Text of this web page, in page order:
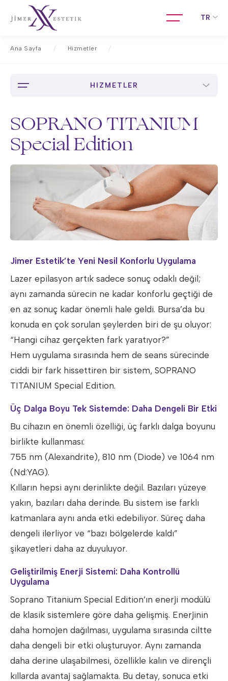
TR
Ana Sayfa Hizmetler
HIZMETLER
SOPRANO TITANIUM
Special Edition
Jimer Estetik’te Yeni Nesil Konforlu Uygulama
Lazer epilasyon artık sadece sonuç odaklı değil;
aynı zamanda sürecin ne kadar konforlu geçtiği de
en az sonuç kadar önemli hale geldi. Bursa’da bu
konuda en çok sorulan şeylerden biri de şu oluyor:
“Hangi cihaz gerçekten fark yaratıyor?”
Hem uygulama sırasında hem de seans sürecinde
ciddi bir fark hissettiren bir sistem, SOPRANO
TITANIUM Special Edition.
Üç Dalga Boyu Tek Sistemde: Daha Dengeli Bir Etki
Bu cihazın en önemli özelliği, üç farklı dalga boyunu
birlikte kullanması:
755 nm (Alexandrite), 810 nm (Diode) ve 1064 nm
(Nd:YAG).
Kılların hepsi aynı derinlikte değil. Bazıları yüzeye
yakın, bazıları daha derinde. Bu sistem ise farklı
katmanlara aynı anda etki edebiliyor. Süreç daha
dengeli ilerliyor ve “bazı bölgelerde kaldı”
şikayetleri daha az duyuluyor.
Geliştirilmiş Enerji Sistemi: Daha Kontrollü
Uygulama
Soprano Titanium Special Edition’ın enerji modülü
de klasik sistemlere göre daha gelişmiş. Enerjinin
daha homojen dağılması, uygulama sırasında ciltte
daha dengeli bir etki oluşturuyor. Aynı zamanda
daha derine ulaşabilmesi, özellikle kalın ve dirençli
kıllarda avantaj sağlamakta. Bu detay, sonuca etki